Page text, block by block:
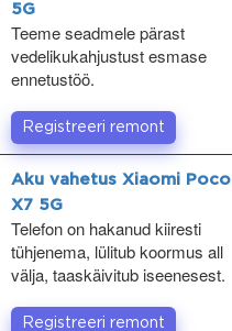
5G
Teeme seadmele pärast
vedelikukahjustust esmase
ennetustöö.
Registreeri remont
Aku vahetus Xiaomi Poco
X7 5G
Telefon on hakanud kiiresti
tühjenema, lülitub koormus all
välja, taaskäivitub iseenesest.
Registreeri remont